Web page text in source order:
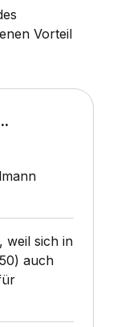
Vorteil
weil sich in
auch